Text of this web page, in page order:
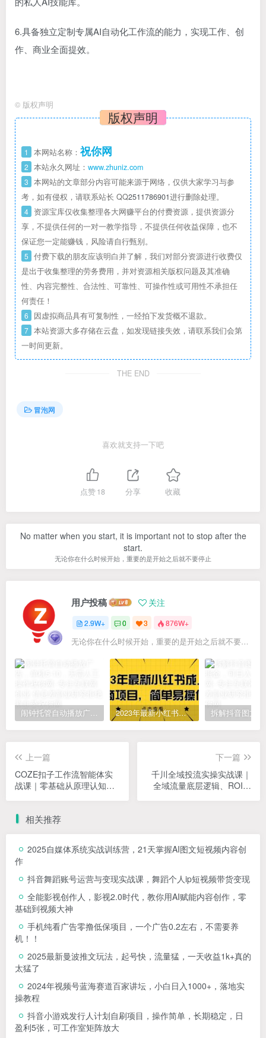
6.具备独立定制专属AI自动化工作流的能力，实现工作、创
作、商业全面提效。
© 版权声明
版权声明
1 本网站名称： 祝你网
2 本站永久网址： www.zhuniz.com
3 本网站的文章部分内容可能来源于网络，仅供大家学习与参
考，如有侵权，请联系站长 QQ2511786901进行删除处理。
4 资源宝库仅收集整理各大网赚平台的付费资源，提供资源分
享，不提供任何的一对一教学指导，不提供任何收益保障，也不
保证您一定能赚钱，风险请自行甄别。
5 付费下载的朋友应该明白并了解，我们对部分资源进行收费仅
是出于收集整理的劳务费用，并对资源相关版权问题及其准确
性、内容完整性、合法性、可靠性、可操作性或可用性不承担任
何责任！
6 因虚拟商品具有可复制性，一经拍下发货概不退款。
7 本站资源大多存储在云盘，如发现链接失效，请联系我们会第
一时间更新。
THE END
冒泡网
喜欢就支持一下吧
点赞18 分享 收藏
No matter when you start, it is important not to stop after the
start.
无论你在什么时候开始，重要的是开始之后就不要停止
用户投稿 关注
2.9W+ 0 3 876W+
无论你在什么时候开始，重要的是开始之后就不要停止
2023年最新小红书成人电商项目，简单易操作【详细教程】
上一篇
COZE扣子工作流智能体实
战课｜零基础从原理认知、
程
下一篇
千川全域投流实操实战课｜
全域流量底层逻辑、ROI优
相关推荐
2025自媒体系统实战训练营，21天掌握AI图文短视频内容创
作
抖音舞蹈账号运营与变现实战课，舞蹈个人ip短视频带货变现
全能影视创作人，影视2.0时代，教你用AI赋能内容创作，​零
基础到视频大神
手机纯看广告零撸低保项目，一个广告0.2左右，不需要养
机！！
2025最新曼波推文玩法，起号快，流量猛，一天收益1k+真的
太猛了
2024年视频号蓝海赛道百家讲坛，小白日入1000+，落地实
操教程
抖音小游戏发行人计划自刷项目，操作简单，长期稳定，日
盈利5张，可工作室矩阵放大